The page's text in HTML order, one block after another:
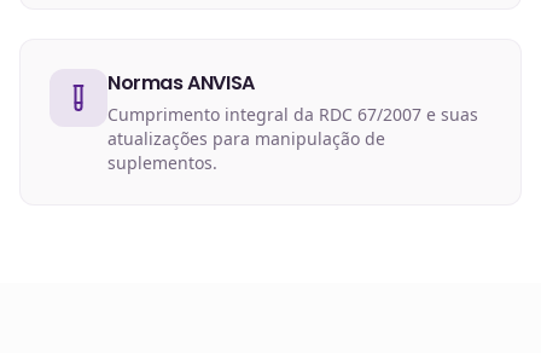
Normas ANVISA
Cumprimento integral da RDC 67/2007 e suas
atualizações para manipulação de
suplementos.